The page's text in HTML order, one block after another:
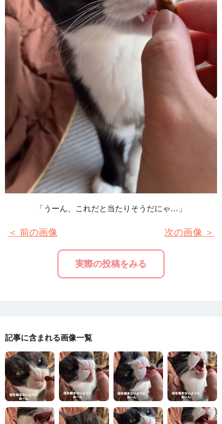
「うーん、これだと当たりそうだにゃ…」
＜ 前の画像
実際の投稿をみる
次の画像 ＞
記事に含まれる画像一覧